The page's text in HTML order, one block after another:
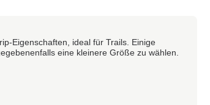
Eigenschaften, ideal für Trails. Einige
eine kleinere Größe zu wählen.